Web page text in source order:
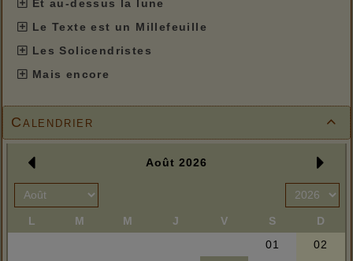
Et au-dessus la lune
Le Texte est un Millefeuille
Les Solicendristes
Mais encore

Calendrier